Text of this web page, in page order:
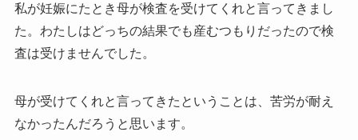
私が妊娠にたとき母が検査を受けてくれと言ってきまし
た。わたしはどっちの結果でも産むつもりだったので検
査は受けませんでした。
母が受けてくれと言ってきたということは、苦労が耐え
なかったんだろうと思います。